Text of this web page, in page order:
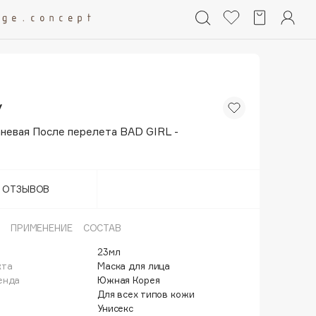
После перелета BAD GIRL -
ОТЗЫВОВ
ПРИМЕНЕНИЕ СОСТАВ
23мл
Маска для лица
Южная Корея
Для всех типов кожи
Унисекс